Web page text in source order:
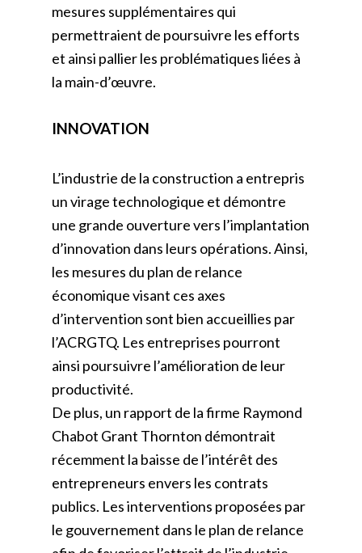
mesures supplémentaires qui
permettraient de poursuivre les efforts
et ainsi pallier les problématiques liées à
la main-d’œuvre.
INNOVATION
L’industrie de la construction a entrepris
un virage technologique et démontre
une grande ouverture vers l’implantation
d’innovation dans leurs opérations. Ainsi,
les mesures du plan de relance
économique visant ces axes
d’intervention sont bien accueillies par
l’ACRGTQ. Les entreprises pourront
ainsi poursuivre l’amélioration de leur
productivité.
De plus, un rapport de la firme Raymond
Chabot Grant Thornton démontrait
récemment la baisse de l’intérêt des
entrepreneurs envers les contrats
publics. Les interventions proposées par
le gouvernement dans le plan de relance